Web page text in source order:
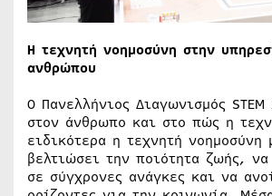
Η τεχνητή νοημοσύνη στην
ανθρώπου
Ο Πανελλήνιος Διαγωνισμός
στον άνθρωπο και στο πώς η
ειδικότερα η τεχνητή νοημοσύνη
βελτιώσει την ποιότητα ζωής,
σε σύγχρονες ανάγκες και να